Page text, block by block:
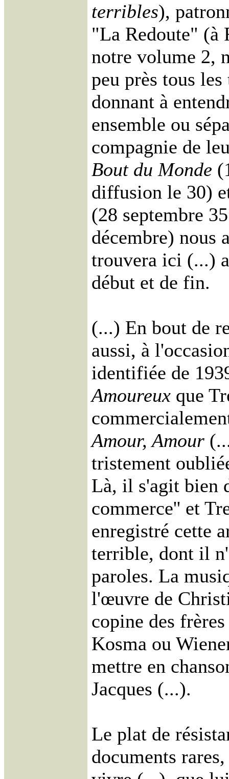
terribles),
"La Redoute" (à
notre volume 2,
peu près tous
donnant à
ensemble ou
compagnie de
Bout du Monde
diffusion le 30)
(28 septembre
décembre) nous
trouvera ici (...)
début et de fin.
(...) En bout de
aussi, à
identifiée de
Amoureux que
Amour, Amour
tristement
Là, il s'agit bien
commerce'' et
enregistré cette
terrible, dont il
paroles. La
l'œuvre de
copine des
Kosma ou
mettre en
Jacques (...).
Le plat de
documents